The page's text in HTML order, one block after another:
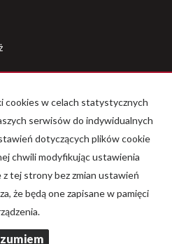
Sprzedaj Dron Kamera 360
dla biur nieruchomości
cookies w celach statystycznych
serwisów do indywidualnych
dotyczących plików cookie
chwili modyfikując ustawienia
tej strony bez zmian ustawień
że będą one zapisane w pamięci